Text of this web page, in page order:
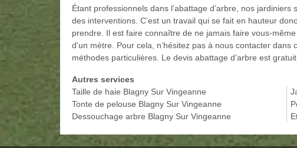
Étant professionnels dans l’abattage d’arbre, nos
des interventions. C’est un travail qui se fait en hauteur
prendre. Il est faire connaître de ne jamais faire vous-
d'un mètre. Pour cela, n’hésitez pas à nous contacter
méthodes particulières. Le devis abattage d’arbre est gratuit.
Autres services
Taille de haie Blagny Sur Vingeanne
Tonte de pelouse Blagny Sur Vingeanne
Dessouchage arbre Blagny Sur Vingeanne